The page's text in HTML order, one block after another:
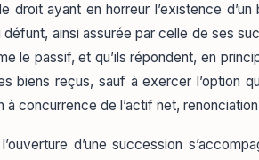
droit ayant en horreur l’existence d’un
défunt, ainsi assurée par celle de ses
le passif, et qu’ils répondent, en
biens reçus, sauf à exercer l’option
à concurrence de l’actif net,
d’une succession